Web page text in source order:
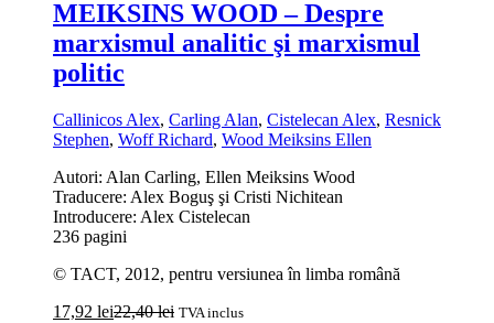
MEIKSINS WOOD – Despre
marxismul analitic şi marxismul
politic
Callinicos Alex, Carling Alan, Cistelecan Alex, Resnick
Stephen, Woff Richard, Wood Meiksins Ellen
Autori: Alan Carling, Ellen Meiksins Wood
Traducere: Alex Boguş şi Cristi Nichitean
Introducere: Alex Cistelecan
236 pagini
© TACT, 2012, pentru versiunea în limba română
17,92 lei22,40lei TVA inclus